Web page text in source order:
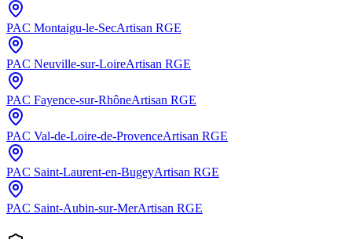
PAC Montaigu-le-SecArtisan RGE
PAC Neuville-sur-LoireArtisan RGE
PAC Fayence-sur-RhôneArtisan RGE
PAC Val-de-Loire-de-ProvenceArtisan RGE
PAC Saint-Laurent-en-BugeyArtisan RGE
PAC Saint-Aubin-sur-MerArtisan RGE